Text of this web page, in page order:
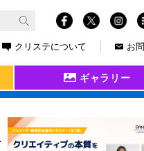
クリステについて お
ギャラリー